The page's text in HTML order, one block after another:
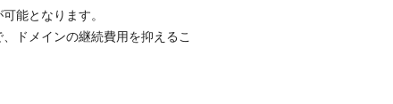
能となります。
ドメインの継続費用を抑えるこ